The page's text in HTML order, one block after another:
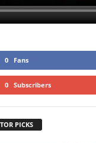
0 Fans
0 Subscribers
PICKS